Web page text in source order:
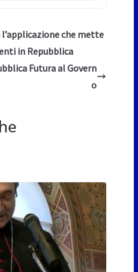
che mette
in Repubblica
Futura al Govern
o